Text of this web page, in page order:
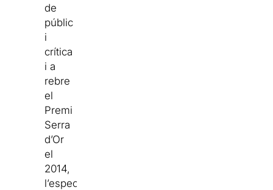
de
públic
i
crítica
i a
rebre
el
Premi
Serra
d’Or
el
2014,
l’espectacle